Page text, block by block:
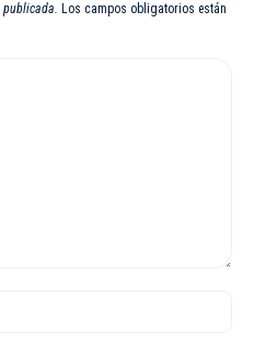
publicada. Los campos obligatorios están